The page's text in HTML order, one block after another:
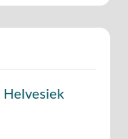
Helvesiek